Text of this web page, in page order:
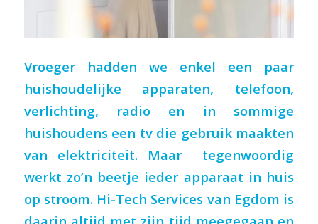
Vroeger hadden we enkel een paar
huishoudelijke apparaten, telefoon,
verlichting, radio en in sommige
huishoudens een tv die gebruik maakten
van elektriciteit. Maar
tegenwoordig
werkt zo’n beetje ieder apparaat in huis
op stroom. Hi-Tech Services van Egdom is